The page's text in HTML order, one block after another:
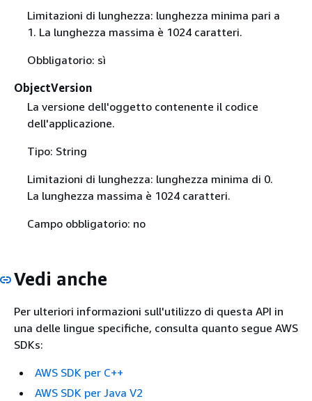
Limitazioni di lunghezza: lunghezza minima pari a
1. La lunghezza massima è 1024 caratteri.
Obbligatorio: sì
ObjectVersion
La versione dell'oggetto contenente il codice
dell'applicazione.
Tipo: String
Limitazioni di lunghezza: lunghezza minima di 0.
La lunghezza massima è 1024 caratteri.
Campo obbligatorio: no
Vedi anche
Per ulteriori informazioni sull'utilizzo di questa API in
una delle lingue specifiche, consulta quanto segue AWS
SDKs:
AWS SDK per C++
AWS SDK per Java V2